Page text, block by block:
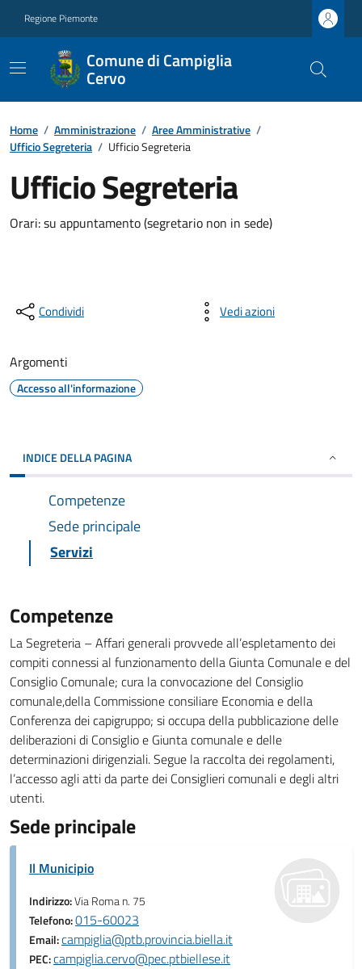
Regione Piemonte
Comune di Campiglia
Cervo
Home / Amministrazione / Aree Amministrative /
Ufficio Segreteria / Ufficio Segreteria
Ufficio Segreteria
Orari: su appuntamento (segretario non in sede)
Condividi Vedi azioni
Argomenti
Accesso all'informazione
INDICE DELLA PAGINA
Competenze
Sede principale
Servizi
Competenze
La Segreteria – Affari generali provvede all’espletamento dei
compiti connessi al funzionamento della Giunta Comunale e del
Consiglio Comunale; cura la convocazione del Consiglio
comunale,della Commissione consiliare Economia e della
Conferenza dei capigruppo; si occupa della pubblicazione delle
deliberazioni di Consiglio e Giunta comunale e delle
determinazioni dirigenziali. Segue la raccolta dei regolamenti,
l’accesso agli atti da parte dei Consiglieri comunali e degli altri
utenti.
Sede principale
Il Municipio
Indirizzo:Via Roma n. 75
Telefono:015-60023
Email:campiglia@ptb.provincia.biella.it
PEC:campiglia.cervo@pec.ptbiellese.it